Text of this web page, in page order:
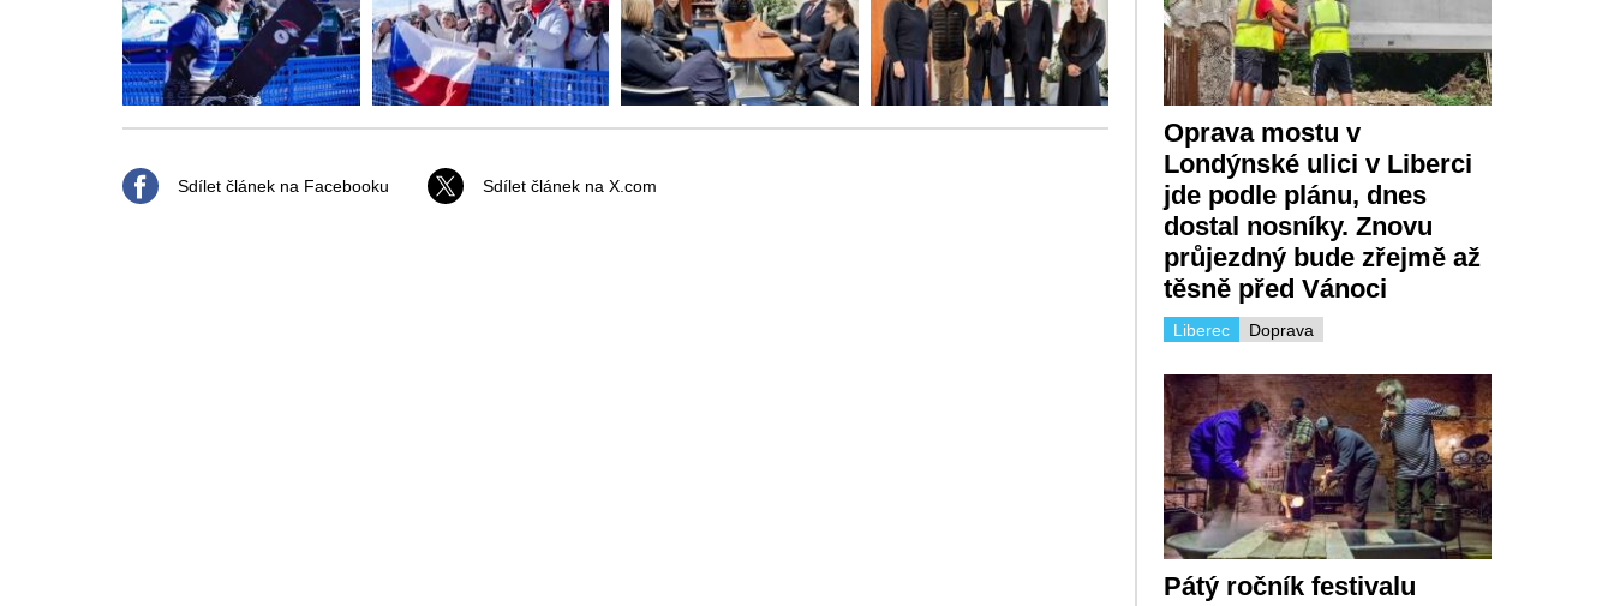
Sdílet článek na Facebooku Sdílet článek na X.com
Oprava mostu v
Londýnské ulici v Liberci
jde podle plánu, dnes
dostal nosníky. Znovu
průjezdný bude zřejmě až
těsně před Vánoci
Doprava
Liberec
Pátý ročník festivalu